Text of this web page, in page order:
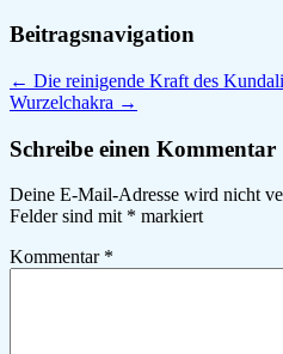
Beitragsnavigation
← Die reinigende Kraft des
Wurzelchakra →
Schreibe einen Kommentar
Deine E-Mail-Adresse wird nicht
Felder sind mit * markiert
Kommentar *